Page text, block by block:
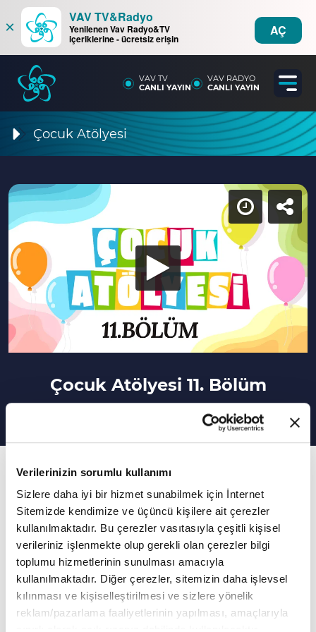
Verilerinizin sorumlu kullanımı
Sizlere daha iyi bir hizmet sunabilmek için İnternet
Sitemizde kendimize ve üçüncü kişilere ait çerezler
kullanılmaktadır. Bu çerezler vasıtasıyla çeşitli kişisel
verileriniz işlenmekte olup gerekli olan çerezler bilgi
toplumu hizmetlerinin sunulması amacıyla
kullanılmaktadır. Diğer çerezler, sitemizin daha işlevsel
kılınması ve kişiselleştirilmesi ve sizlere yönelik
reklam/pazarlama faaliyetlerinin yapılması, amaçlarıyla
×
VAV TV&Radyo
Yenilenen Vav Radyo&TV
içeriklerine - ücretsiz erişin
AÇ
VAV TV
CANLI YAYIN
VAV RADYO
CANLI YAYIN
Çocuk Atölyesi
Çocuk Atölyesi 11. Bölüm
11. Bölüm
Çocuk Atölyesi'nin her bölümüne birbirinden
farklı yarışmacılar katılıyor. Yarışmacılarımız, ilk
önce kelimelerden cümle oluşturma oyunu
oynadılar. Ardından karışık küplerden anlamlı
bir cümle oluşturdular. Son olarak ise
yarışmacılarımız kitaba ulaşma oyunu
oynayarak birbirinden güzel kitaplar kazandılar.